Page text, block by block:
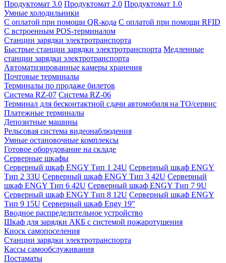
Продуктомат 3.0 Продуктомат 2.0 Продуктомат 1.0
Умные холодильники
С оплатой при помощи QR-кода С оплатой при помощи RFID
С встроенным POS-терминалом
Станции зарядки электротранспорта
Быстрые станции зарядки электротранспорта Медленные
станции зарядки электротранспорта
Автоматизированные камеры хранения
Почтовые терминалы
Терминалы по продаже билетов
Система RZ-07 Система RZ-06
Терминал для бесконтактной сдачи автомобиля на ТО/сервис
Платежные терминалы
Депозитные машины
Рельсовая система видеонаблюдения
Умные остановочные комплексы
Готовое оборудование на складе
Серверные шкафы
Серверный шкаф ENGY Тип 1 24U Серверный шкаф ENGY
Тип 2 33U Серверный шкаф ENGY Тип 3 42U Серверный
шкаф ENGY Тип 6 42U Серверный шкаф ENGY Тип 7 9U
Серверный шкаф ENGY Тип 8 12U Серверный шкаф ENGY
Тип 9 15U Серверный шкаф Engy 19″
Вводное распределительное устройство
Шкаф для зарядки АКБ с системой пожаротушения
Киоск самопоселения
Станции зарядки электротранспорта
Кассы самообслуживания
Постаматы